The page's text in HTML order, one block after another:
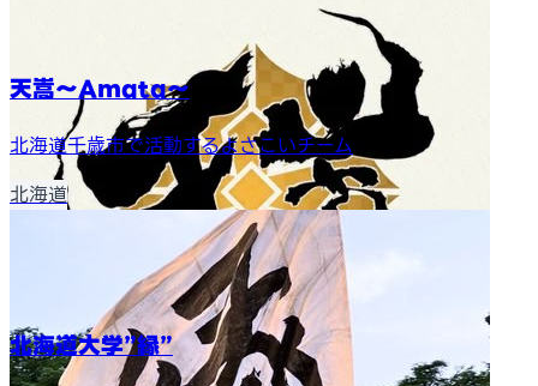
天嵩〜Amata〜
北海道千歳市で活動するよさこいチーム
北海道
北海道大学”縁”